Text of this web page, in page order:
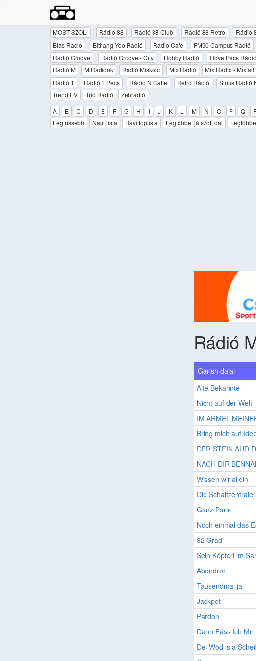
MOST SZÓL! Rádió 88 Rádió 88 Club Rádió 88 Retro Rádió
Bias Rádió
Bithang-Yoo Rádió Radio Cafe FM90 Campus Rádió
Rádió Groove
Rádió Groove - City Hobby Rádió I love Pécs Rádió
Rádió M
MiRádiónk Rádió Miskolc Mix Rádió Mix Rádió - Mixfall
Rádió 1
Rádió 1 Pécs Rádió N Caffe Retro Rádió Sirius Rádió
Trend FM
Trió Rádió
Zebrádió
A
B C D E F G H I J K L M N O P Q
Legfrissebb
Napi lista Havi toplista Legtöbbet játszott dal
Rádió
Garish dalai
Alte Bekannte
Nicht auf der Welt
IM ÄRMEL
Bring mich auf
DER STEIN AUD
NACH DIR
Wissen wir allein
Die Schaltzentrale
Ganz Paris
Noch einmal das
32 Grad
Sein Köpferl im
Abendrot
Tausendmal ja
Jackpot
Pardon
Dann Fass Ich Mir
Dei Wöd is a